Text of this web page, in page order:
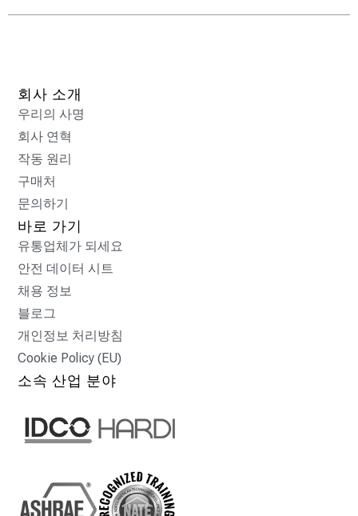
회사 소개
우리의 사명
회사 연혁
작동 원리
구매처
문의하기
바로 가기
유통업체가 되세요
안전 데이터 시트
채용 정보
블로그
개인정보 처리방침
Cookie Policy (EU)
소속 산업 분야